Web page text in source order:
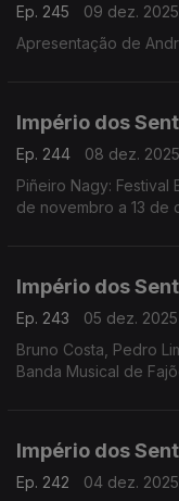
Ep. 245
09 dez. 2025
Apresentação de
Império dos
Ep. 244
08 dez. 2025
Piñeiro Nagy: Festival
de novembro a 13 de
Império dos
Ep. 243
05 dez. 2025
Bruno Costa, Pedro
Banda Musical de
Império dos
Ep. 242 04 dez. 2025